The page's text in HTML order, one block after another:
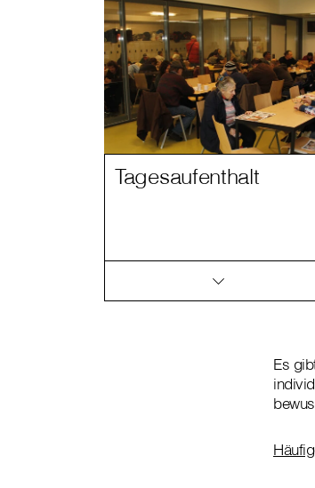
Tagesaufenthalt
Es